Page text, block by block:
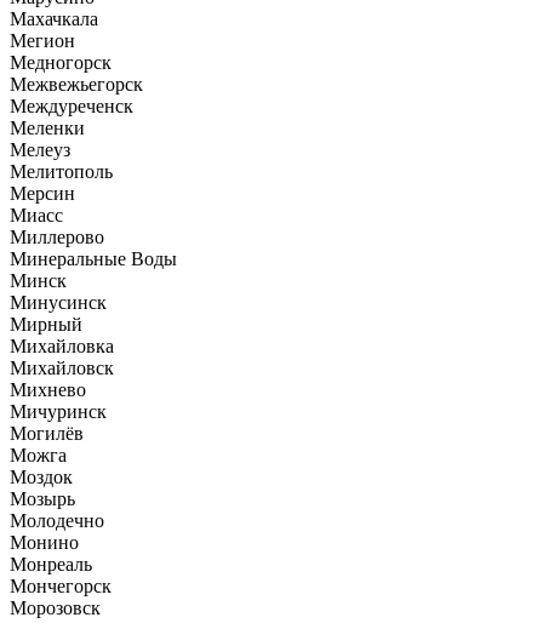
Махачкала
Мегион
Медногорск
Межвежьегорск
Междуреченск
Меленки
Мелеуз
Мелитополь
Мерсин
Миасс
Миллерово
Минеральные Воды
Минск
Минусинск
Мирный
Михайловка
Михайловск
Михнево
Мичуринск
Могилёв
Можга
Моздок
Мозырь
Молодечно
Монино
Монреаль
Мончегорск
Морозовск